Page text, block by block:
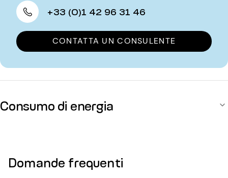
+33 (0)1 42 96 31 46
CONTATTA UN CONSULENTE
Consumo di energia
Domande frequenti